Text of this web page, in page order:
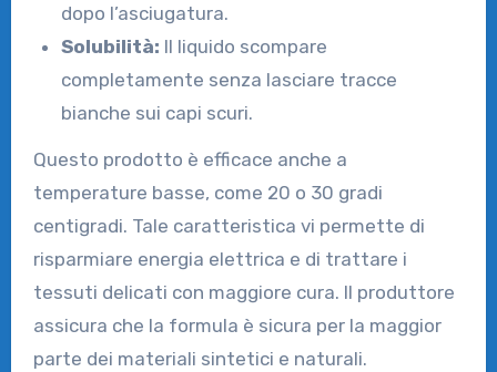
dopo l’asciugatura.
Solubilità: Il liquido scompare
completamente senza lasciare tracce
bianche sui capi scuri.
Questo prodotto è efficace anche a
temperature basse, come 20 o 30 gradi
centigradi. Tale caratteristica vi permette di
risparmiare energia elettrica e di trattare i
tessuti delicati con maggiore cura. Il produttore
assicura che la formula è sicura per la maggior
parte dei materiali sintetici e naturali.